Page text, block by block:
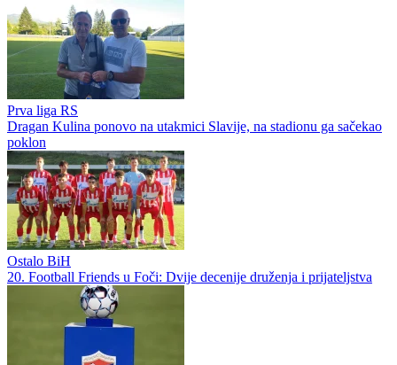
Prva liga RS
Dragan Kulina ponovo na utakmici Slavije, na stadionu ga sačekao
poklon
Ostalo BiH
20. Football Friends u Foči: Dvije decenije druženja i prijateljstva